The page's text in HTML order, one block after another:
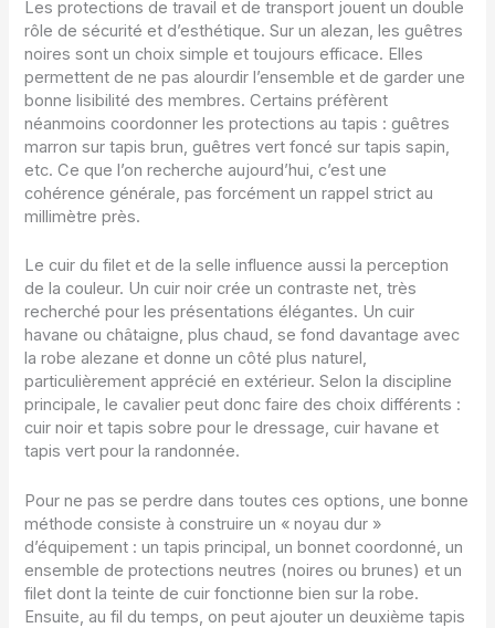
Les protections de travail et de transport jouent un double
rôle de sécurité et d’esthétique. Sur un alezan, les guêtres
noires sont un choix simple et toujours efficace. Elles
permettent de ne pas alourdir l’ensemble et de garder une
bonne lisibilité des membres. Certains préfèrent
néanmoins coordonner les protections au tapis : guêtres
marron sur tapis brun, guêtres vert foncé sur tapis sapin,
etc. Ce que l’on recherche aujourd’hui, c’est une
cohérence générale, pas forcément un rappel strict au
millimètre près.
Le cuir du filet et de la selle influence aussi la perception
de la couleur. Un cuir noir crée un contraste net, très
recherché pour les présentations élégantes. Un cuir
havane ou châtaigne, plus chaud, se fond davantage avec
la robe alezane et donne un côté plus naturel,
particulièrement apprécié en extérieur. Selon la discipline
principale, le cavalier peut donc faire des choix différents :
cuir noir et tapis sobre pour le dressage, cuir havane et
tapis vert pour la randonnée.
Pour ne pas se perdre dans toutes ces options, une bonne
méthode consiste à construire un « noyau dur »
d’équipement : un tapis principal, un bonnet coordonné, un
ensemble de protections neutres (noires ou brunes) et un
filet dont la teinte de cuir fonctionne bien sur la robe.
Ensuite, au fil du temps, on peut ajouter un deuxième tapis